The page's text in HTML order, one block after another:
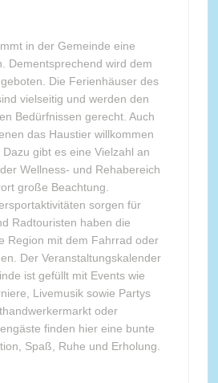
in der Gemeinde eine
Dementsprechend wird dem
Die Ferienhäuser des
vielseitig und werden den
Bedürfnissen gerecht. Auch
das Haustier willkommen
gibt es eine Vielzahl an
Wellness- und Rehabereich
große Beachtung.
sorgen für
Radtouristen haben die
Region mit dem Fahrrad oder
Der Veranstaltungskalender
ist gefüllt mit Events wie
Livemusik sowie Partys
oder
finden hier eine bunte
Spaß, Ruhe und Erholung.